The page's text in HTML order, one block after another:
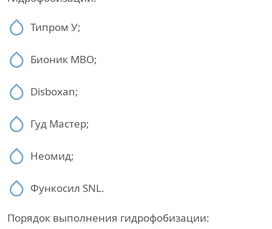
Типром У;
Бионик МВО;
Disboxan;
Гуд Мастер;
Неомид;
Функосил SNL.
Порядок выполнения гидрофобизации: